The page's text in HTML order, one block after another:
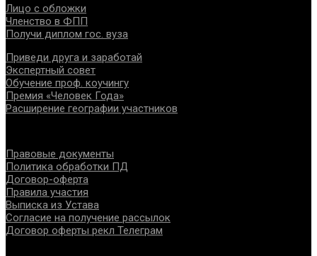
Лицо с обложки
Членство в ФПП
Получи диплом гос. вуза
Приведи друга и заработай
Экспертный совет
Обучение проф. коучингу
Премия «Человек Года»
Расширение географии участников
Правовые документы
Политика обработки ПД
Договор-оферта
Правила участия
Выписка из Устава
Согласие на получение рассылок
Договор оферты рекл Телеграм